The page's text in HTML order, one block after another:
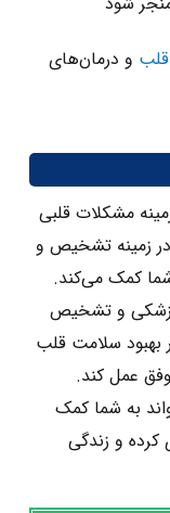
و درمان‌های
مشکلات قلبی
زمینه تشخیص و
کمک می‌کند.
پزشکی و تشخیص
بهبود سلامت قلب
عمل کند.
به شما کمک
کرده و زندگی